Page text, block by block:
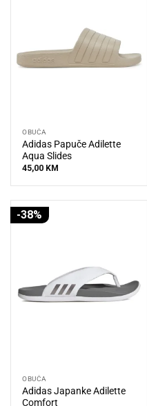
OBUĆA
Adidas Papuče Adilette
Aqua Slides
45,00 KM
-38%
OBUĆA
Adidas Japanke Adilette
Comfort